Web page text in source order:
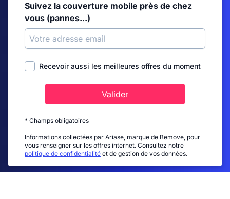
Suivez la couverture mobile près de chez
vous (pannes...)
Recevoir aussi les meilleures offres du moment
Valider
* Champs obligatoires
Informations collectées par Ariase, marque de Bemove, pour
vous renseigner sur les offres internet. Consultez notre
politique de confidentialité et de gestion de vos données.